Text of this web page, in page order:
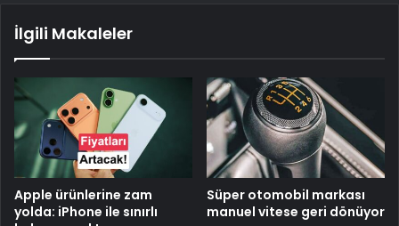
İlgili Makaleler
Apple ürünlerine zam
yolda: iPhone ile sınırlı
Süper otomobil markası
manuel vitese geri dönüyor